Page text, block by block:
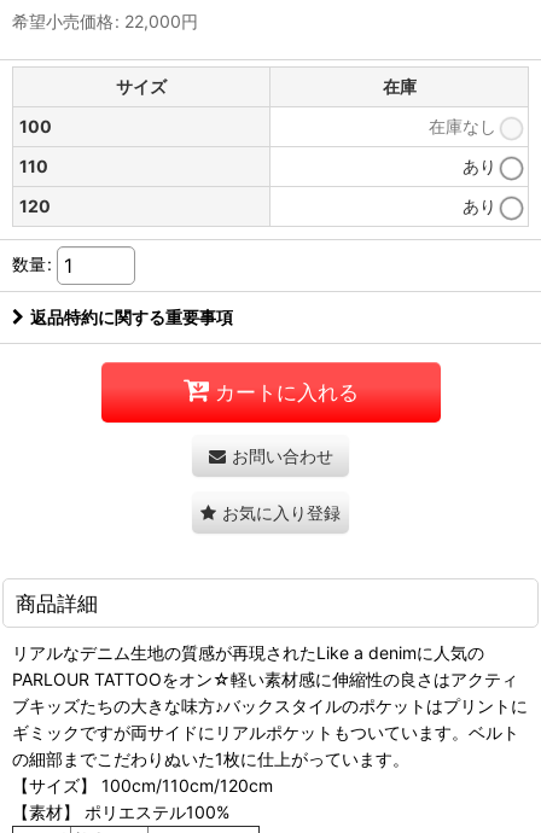
希望小売価格: 22,000円
サイズ
在庫
100
在庫なし
110
あり
120
あり
数量:
返品特約に関する重要事項
カートに入れる
お問い合わせ
お気に入り登録
商品詳細
リアルなデニム生地の質感が再現されたLike a denimに人気の
PARLOUR TATTOOをオン☆軽い素材感に伸縮性の良さはアクティ
ブキッズたちの大きな味方♪バックスタイルのポケットはプリントに
ギミックですが両サイドにリアルポケットもついています。ベルト
の細部までこだわりぬいた1枚に仕上がっています。
【サイズ】 100cm/110cm/120cm
【素材】 ポリエステル100%